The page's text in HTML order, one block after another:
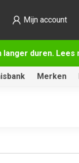
langer duren. Lees
Mijn account
Merken